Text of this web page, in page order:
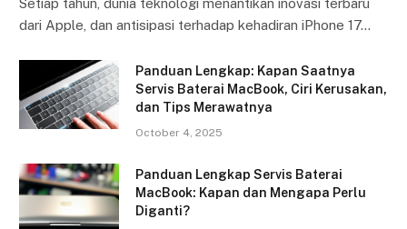
Setiap tahun, dunia teknologi menantikan inovasi terbaru
dari Apple, dan antisipasi terhadap kehadiran iPhone 17…
Panduan Lengkap: Kapan Saatnya
Servis Baterai MacBook, Ciri Kerusakan,
dan Tips Merawatnya
October 4, 2025
Panduan Lengkap Servis Baterai
MacBook: Kapan dan Mengapa Perlu
Diganti?